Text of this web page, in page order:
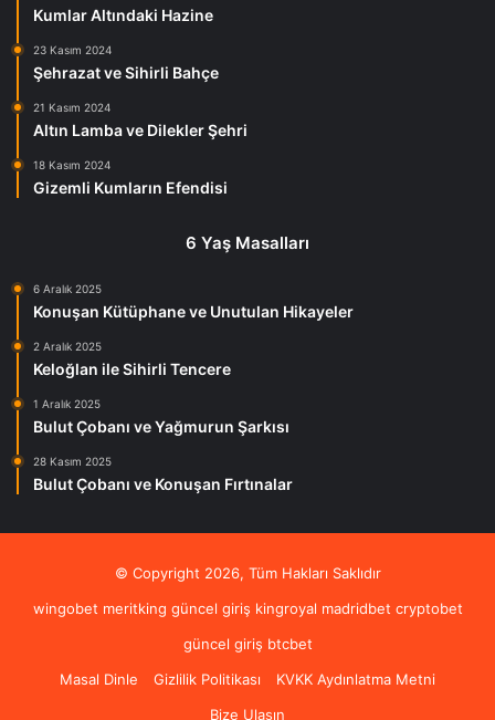
Kumlar Altındaki Hazine
23 Kasım 2024
Şehrazat ve Sihirli Bahçe
21 Kasım 2024
Altın Lamba ve Dilekler Şehri
18 Kasım 2024
Gizemli Kumların Efendisi
6 Yaş Masalları
6 Aralık 2025
Konuşan Kütüphane ve Unutulan Hikayeler
2 Aralık 2025
Keloğlan ile Sihirli Tencere
1 Aralık 2025
Bulut Çobanı ve Yağmurun Şarkısı
28 Kasım 2025
Bulut Çobanı ve Konuşan Fırtınalar
© Copyright 2026, Tüm Hakları Saklıdır
wingobet meritking güncel giriş kingroyal madridbet cryptobet
güncel giriş btcbet
Masal Dinle
Gizlilik Politikası
KVKK Aydınlatma Metni
Bize Ulaşın